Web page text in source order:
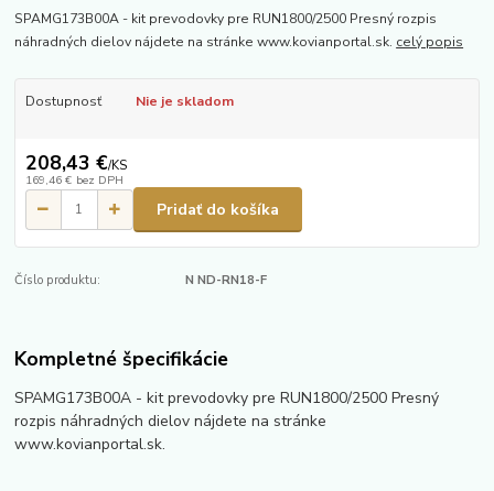
SPAMG173B00A - kit prevodovky pre RUN1800/2500 Presný rozpis
náhradných dielov nájdete na stránke www.kovianportal.sk. celý popis
Dostupnosť Nie je skladom
208,43 €/KS
169,46 € bez DPH
Pridať do košíka
Číslo produktu: N ND-RN18-F
Kompletné špecifikácie
SPAMG173B00A - kit prevodovky pre RUN1800/2500 Presný
rozpis náhradných dielov nájdete na stránke
www.kovianportal.sk.